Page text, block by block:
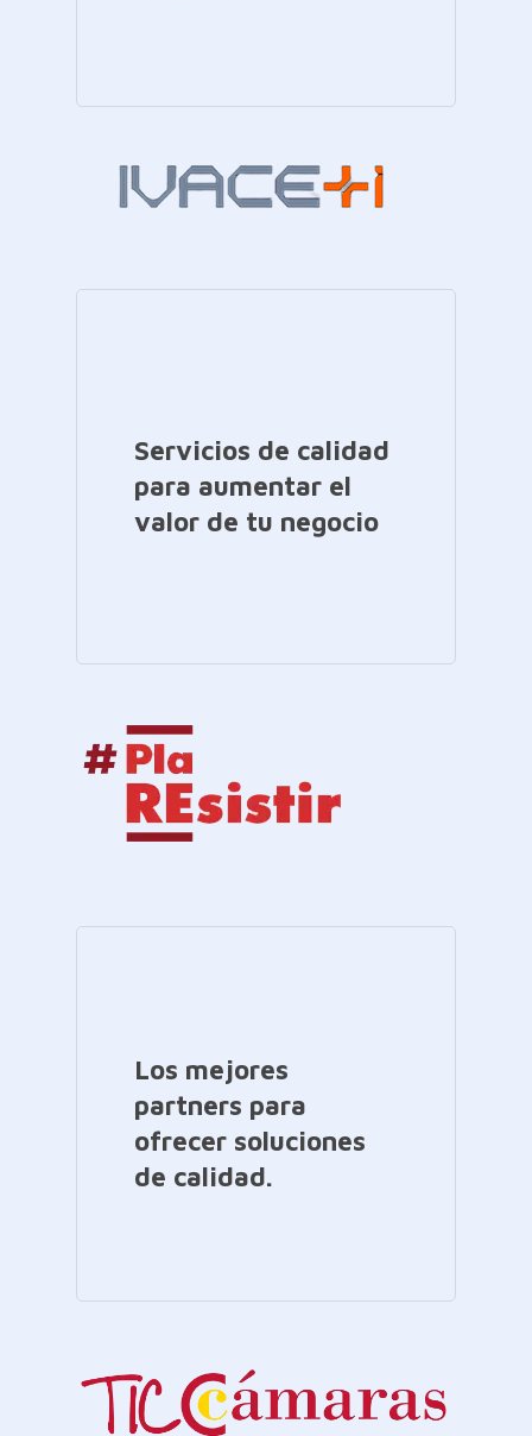
Servicios de calidad
para aumentar el
valor de tu negocio
Los mejores
partners para
ofrecer soluciones
de calidad.